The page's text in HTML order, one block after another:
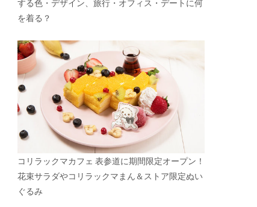
する色・デザイン、旅行・オフィス・デートに何
を着る？
コリラックマカフェ 表参道に期間限定オープン！
花束サラダやコリラックマまん＆ストア限定ぬい
ぐるみ